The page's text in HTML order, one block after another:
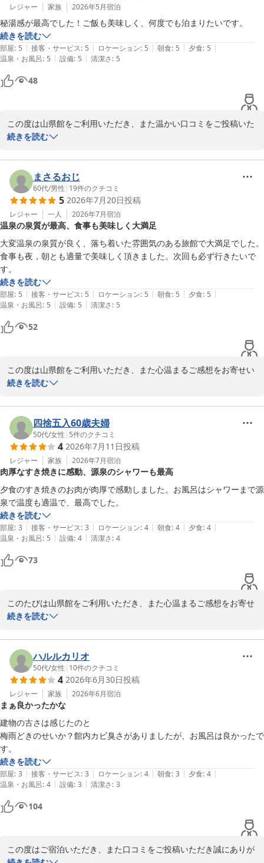
また、源泉掛け流しの温泉もご堪能いただき、男女入れ替え制の大
浴場や女性専用時間のある岩風呂など、それぞれのお風呂をお楽し
みいただけたご様子を嬉しく思います。なかでも打たせ湯がお気に
召したとのこと、旅のお疲れを癒すひとときとなりましたら幸いで
す。
一方で、朝食の焼魚につきましては、ご期待に沿えず申し訳ござい
ませんでした。いただいたご意見を真摯に受け止め、より美味しく
お召し上がりいただけるよう今後の参考とさせていただきます。
変光栄に存じます。ぜひ次回はご家族皆様でお越しいただき、当館
自慢の源泉掛け流し温泉と季節のお料理をお楽しみくださいませ。
またお会いできます日を、スタッフ一同心よりお待ちしておりま
川浦温泉 山県館
2026-06-03
レジャー 家族 2026年5月宿泊
秘湯感が最高でした！ご飯も美味しく、何度でも泊まりたいです。
続きを読む
部屋: 5 | 接客・サービス: 5 | ロケーション: 5 | 朝食: 5 | 夕食: 5 |
温泉・お風呂: 5 | 設備: 5 | 清潔さ: 5
48
この度は山県館をご利用いただき、また温かい口コミをご投稿いた
だきまして誠にありがとうございます。
「秘湯感が最高」とのお言葉を頂戴し、大変嬉しく拝読いたしまし
た。当館ならではの自然に囲まれた静かな雰囲気や、源泉かけ流し
の温泉をご満喫いただけたご様子に、スタッフ一同何よりの喜びを
感じております。
また、お食事につきましてもご満足いただけたとのこと、調理スタ
ッフにとって大きな励みとなります。
「何度でも泊まりたい」とのお言葉は、私どもにとって最高のお褒
めの言葉です。これからも皆様に心からおくつろぎいただける宿を
目指し、より一層努めてまいります。
またお会いできます日を、スタッフ一同心よりお待ちしておりま
す。ありがとうございました。
2026-07-21
続きを読む
まさるおじ
60代/男性 | 19件のクチコミ
5 2026年7月20日投稿
レジャー 一人 2026年7月宿泊
温泉の泉質が最高、食事も美味しく大満足
大変温泉の泉質が良く、落ち着いた雰囲気のある旅館で大満足でした。
食事も夜，朝とも適量で美味しく頂きました。次回も必ず行きたいで
す。
続きを読む
部屋: 5 | 接客・サービス: 5 | ロケーション: 5 | 朝食: 5 | 夕食: 5 |
温泉・お風呂: 5 | 設備: 5 | 清潔さ: 5
52
この度は山県館をご利用いただき、また心温まるご感想をお寄せい
ただきまして誠にありがとうございます。
当館自慢の源泉100％かけ流しの温泉をお気に召していただき、
「泉質が最高」とのお言葉を頂戴できましたこと、大変嬉しく拝読
いたしました。落ち着いた雰囲気の中で、ゆったりとお過ごしいた
だけたご様子に、スタッフ一同安心しております。
また、お食事につきましても、ご夕食・ご朝食ともに美味しくお召
し上がりいただき、ご満足いただけたとのこと、料理長をはじめ調
理スタッフにとって何よりの励みとなります。
「次回も必ず行きたい」とのお言葉は、私どもにとりまして大変光
栄でございます。これからも皆様に心からお寛ぎいただける宿を目
指し、より一層のおもてなしに努めてまいります。
またお会いできます日を、スタッフ一同心よりお待ちしておりま
川浦温泉 山県館
続きを読む
四捨五入60歳夫婦
50代/女性 | 5件のクチコミ
4 2026年7月11日投稿
レジャー 家族 2026年7月宿泊
肉厚なすき焼きに感動、源泉のシャワーも最高
夕食のすき焼きのお肉が肉厚で感動しました。お風呂はシャワーまで源
泉で温度も適温で、最高でした。
続きを読む
部屋: 3 | 接客・サービス: 3 | ロケーション: 4 | 朝食: 4 | 夕食: 4 |
温泉・お風呂: 5 | 設備: 4 | 清潔さ: 4
73
このたびは山県館をご利用いただき、また心温まるご感想をお寄せ
いただきまして誠にありがとうございます。
ご夕食のすき焼きをお気に召していただき、「お肉が肉厚で感動し
ました」とのお言葉を頂戴し、大変嬉しく拝読いたしました。料理
長をはじめ調理スタッフにとりましても、大きな励みとなります。
また、当館自慢の源泉100％かけ流しの温泉は、シャワーまで源泉
を使用しております。適温のお湯でゆったりとお楽しみいただき、
「最高でした」とのお言葉をいただけましたことは、何よりの喜び
でございます。
これからも、お料理と温泉の両方でご満足いただける宿を目指し、
心を込めたおもてなしに努めてまいります。
ぜひ季節を変えて、またゆっくりと温泉を楽しみにお越しください
ませ。
2026-07-12
続きを読む
ハルルカリオ
50代/女性 | 10件のクチコミ
4 2026年6月30日投稿
レジャー 家族 2026年6月宿泊
まぁ良かったかな
建物の古さは感じたのと
梅雨どきのせいか？館内カビ臭さがありましたが、お風呂は良かったで
続きを読む
部屋: 3 | 接客・サービス: 3 | ロケーション: 4 | 朝食: 3 | 夕食: 4 |
温泉・お風呂: 4 | 設備: 3 | 清潔さ: 3
104
この度はご宿泊いただき、また口コミをご投稿いただき誠にありが